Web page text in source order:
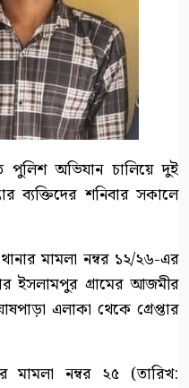
পুলিশ অভিযান চালিয়ে দুই
ব্যক্তিদের শনিবার সকালে
মামলা নম্বর ১২/২৬-এর
ইসলামপুর গ্রামের আজমীর
এলাকা থেকে গ্রেপ্তার
নম্বর ২৫ (তারিখ: